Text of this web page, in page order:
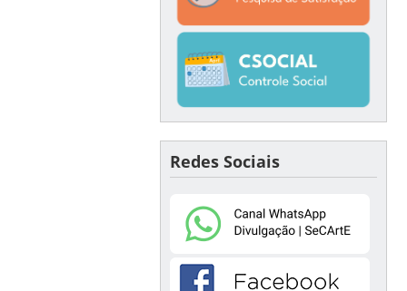
Redes Sociais